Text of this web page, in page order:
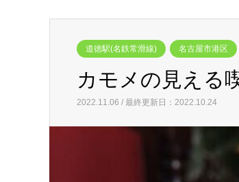
道徳駅(名鉄常滑線) 名古屋市港区
カモメの見える
2022.11.06 / 最終更新日：2022.10.24